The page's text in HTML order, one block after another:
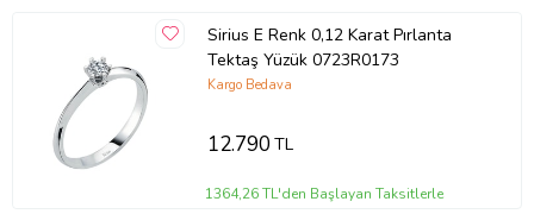
Sirius E Renk 0,12 Karat Pırlanta
Tektaş Yüzük 0723R0173
Kargo Bedava
12.790TL
1364,26 TL'den Başlayan Taksitlerle